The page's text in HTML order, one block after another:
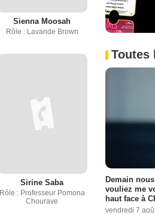
Sienna Moosah
Rôle : Lavande Brown
Sirine Saba
Rôle : Professeur Pomona
Chourave
Toutes
Demain
vouliez me
haut face à
vendredi 7